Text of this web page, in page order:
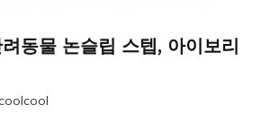
동물 논슬립 스텝, 아이보리